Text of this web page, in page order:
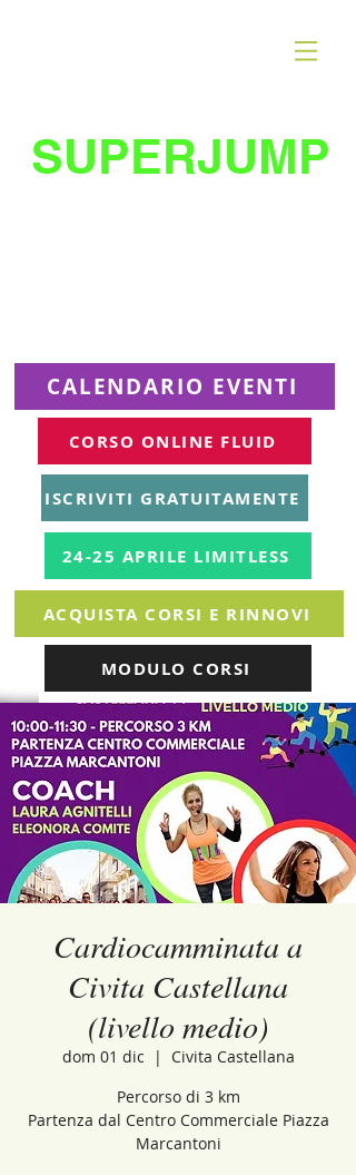
SUPERJUMP
CALENDARIO EVENTI
CORSO ONLINE FLUID
ISCRIVITI GRATUITAMENTE
24-25 APRILE LIMITLESS
ACQUISTA CORSI E RINNOVI
MODULO CORSI
Cardiocamminata a
Civita Castellana
(livello medio)
dom 01 dic
  |
Civita Castellana
Percorso di 3 km
Partenza dal Centro Commerciale Piazza
Marcantoni